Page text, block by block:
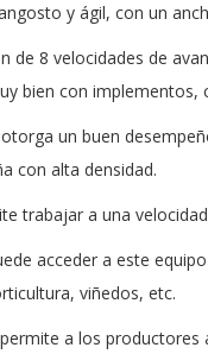
y ágil, con un
de 8 velocidades de
bien con
un buen
con alta densidad.
trabajar a una
acceder a este
viñedos, etc.
a los